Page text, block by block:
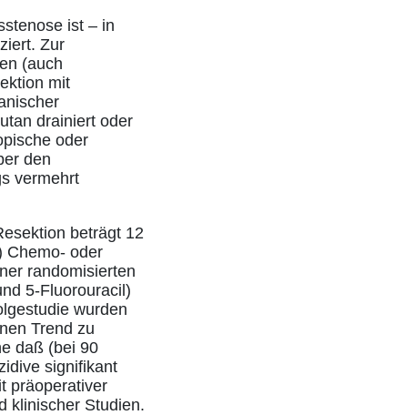
ist – in
Zur
(auch
mit
drainiert oder
oder
den
vermehrt
beträgt 12
Chemo- oder
randomisierten
5-Fluorouracil)
wurden
Trend zu
daß (bei 90
signifikant
präoperativer
klinischer Studien.